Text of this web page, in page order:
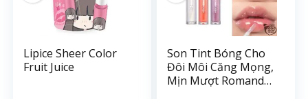
Lipice Sheer Color
Fruit Juice
Son Tint Bóng Cho
Đôi Môi Căng Mọng,
Mịn Mượt Romand